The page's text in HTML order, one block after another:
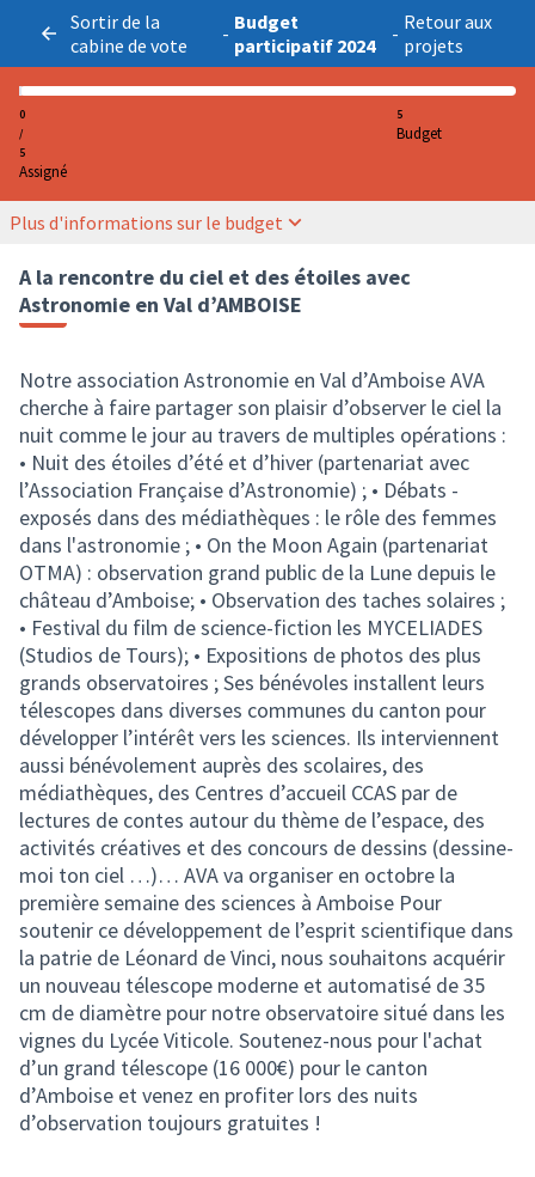
Sortir de la
cabine de vote
- Budget
participatif 2024
- Retour aux
projets
0
/
5
Assigné
5
Budget
Plus d'informations sur le budget
A la rencontre du ciel et des étoiles avec
Astronomie en Val d’AMBOISE
Notre association Astronomie en Val d’Amboise AVA
cherche à faire partager son plaisir d’observer le ciel la
nuit comme le jour au travers de multiples opérations :
• Nuit des étoiles d’été et d’hiver (partenariat avec
l’Association Française d’Astronomie) ; • Débats -
exposés dans des médiathèques : le rôle des femmes
dans l'astronomie ; • On the Moon Again (partenariat
OTMA) : observation grand public de la Lune depuis le
château d’Amboise; • Observation des taches solaires ;
• Festival du film de science-fiction les MYCELIADES
(Studios de Tours); • Expositions de photos des plus
grands observatoires ; Ses bénévoles installent leurs
télescopes dans diverses communes du canton pour
développer l’intérêt vers les sciences. Ils interviennent
aussi bénévolement auprès des scolaires, des
médiathèques, des Centres d’accueil CCAS par de
lectures de contes autour du thème de l’espace, des
activités créatives et des concours de dessins (dessine-
moi ton ciel …)… AVA va organiser en octobre la
première semaine des sciences à Amboise Pour
soutenir ce développement de l’esprit scientifique dans
la patrie de Léonard de Vinci, nous souhaitons acquérir
un nouveau télescope moderne et automatisé de 35
cm de diamètre pour notre observatoire situé dans les
vignes du Lycée Viticole. Soutenez-nous pour l'achat
d’un grand télescope (16 000€) pour le canton
d’Amboise et venez en profiter lors des nuits
d’observation toujours gratuites !